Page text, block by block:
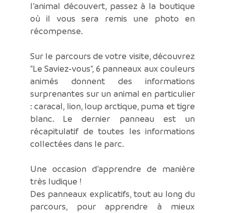
l’animal découvert, passez à la boutique
où il vous sera remis une photo en
récompense.
Sur le parcours de votre visite, découvrez
"Le Saviez-vous", 6 panneaux aux couleurs
animés donnent des informations
surprenantes sur un animal en particulier
: caracal, lion, loup arctique, puma et tigre
blanc. Le dernier panneau est un
récapitulatif de toutes les informations
collectées dans le parc.
Une occasion d’apprendre de manière
très ludique !
Des panneaux explicatifs, tout au long du
parcours, pour apprendre à mieux